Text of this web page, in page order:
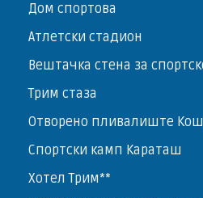
Дом спортова
Атлетски стадион
Вештачка стена за
Трим стаза
Отворено пливалиште
Спортски камп Караташ
Хотел Трим**